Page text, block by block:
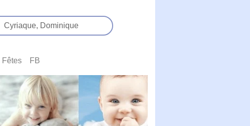
Cyriaque, Dominique
Fêtes FB